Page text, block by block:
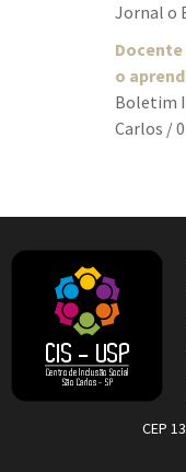
Jornal o
Docente
o
Boletim
Carlos /
CEP